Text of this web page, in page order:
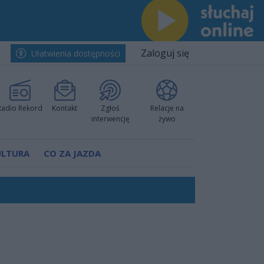
Ułatwienia dostępności Zaloguj się
Rekord Kontakt
Zgłoś
interwencję
Relacje na
żywo
CO ZA JAZDA